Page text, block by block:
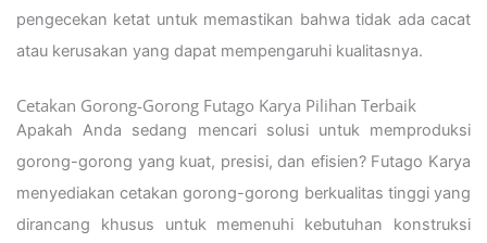
pengecekan ketat untuk memastikan bahwa tidak ada cacat
atau kerusakan yang dapat mempengaruhi kualitasnya.
Cetakan Gorong-Gorong Futago Karya Pilihan Terbaik
Apakah Anda sedang mencari solusi untuk memproduksi
gorong-gorong yang kuat, presisi, dan efisien? Futago Karya
menyediakan cetakan gorong-gorong berkualitas tinggi yang
dirancang khusus untuk memenuhi kebutuhan konstruksi